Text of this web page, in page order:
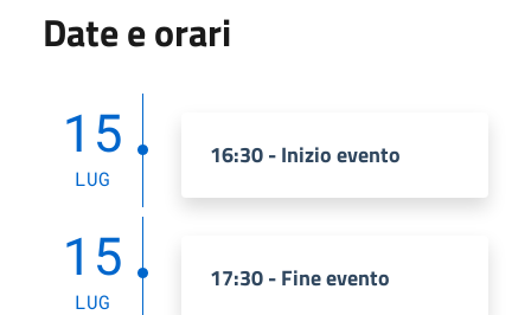
Date e orari
15
LUG
16:30 - Inizio evento
15
LUG
17:30 - Fine evento